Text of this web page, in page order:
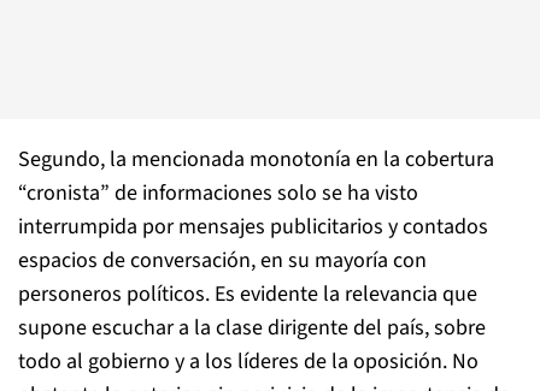
Segundo, la mencionada monotonía en la cobertura
“cronista” de informaciones solo se ha visto
interrumpida por mensajes publicitarios y contados
espacios de conversación, en su mayoría con
personeros políticos. Es evidente la relevancia que
supone escuchar a la clase dirigente del país, sobre
todo al gobierno y a los líderes de la oposición. No